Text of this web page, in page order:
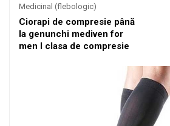
Medicinal (flebologic)
Ciorapi de compresie până
la genunchi mediven for
men I clasa de compresie